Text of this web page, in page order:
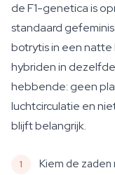
de F1-genetica is
standaard
botrytis in een natte
hybriden in
hebbende: geen
luchtcirculatie en
blijft belangrijk.
Kiem de